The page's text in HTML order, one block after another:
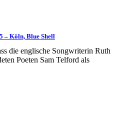
– Köln, Blue Shell
die englische Songwriterin Ruth
Poeten Sam Telford als